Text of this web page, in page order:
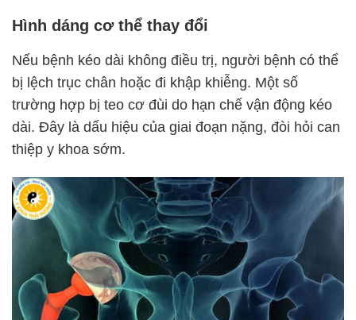
Hình dáng cơ thể thay đổi
Nếu bệnh kéo dài không điều trị, người bệnh có thể
bị lệch trục chân hoặc đi khập khiễng. Một số
trường hợp bị teo cơ đùi do hạn chế vận động kéo
dài. Đây là dấu hiệu của giai đoạn nặng, đòi hỏi can
thiệp y khoa sớm.